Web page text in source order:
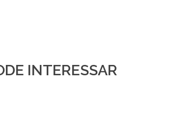
INTERESSAR